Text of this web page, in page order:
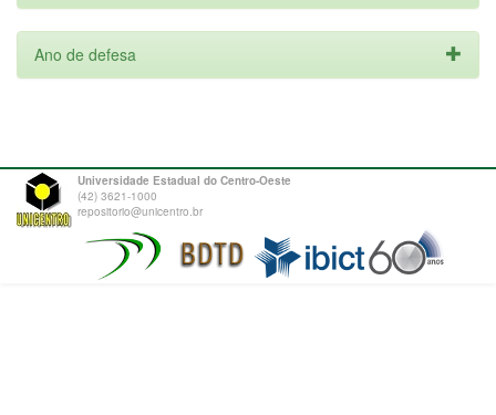
Ano de defesa
Universidade Estadual do Centro-Oeste
(42) 3621-1000
repositorio@unicentro.br